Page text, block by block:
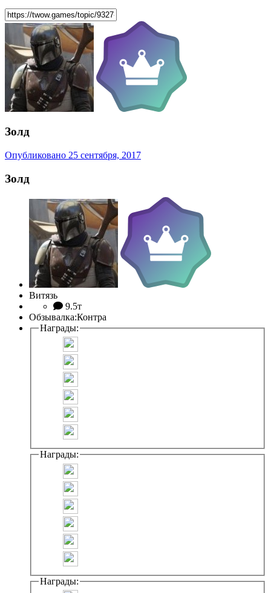
Золд
Опубликовано 25 сентября, 2017
Золд
Витязь
9.5т
Обзывалка:Контра
Награды:
Награды:
Награды: